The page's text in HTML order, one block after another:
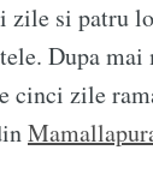
zile si patru
Dupa
cinci zile